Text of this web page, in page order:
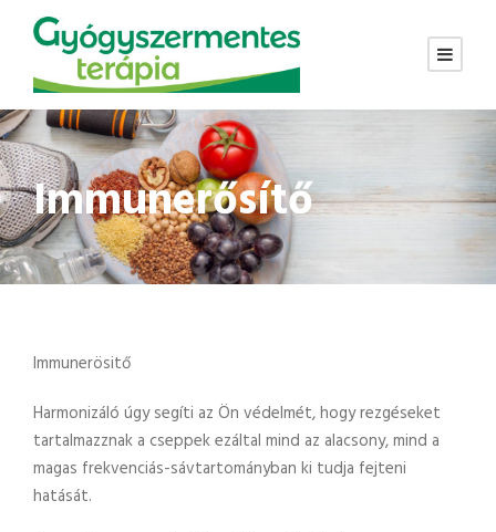
Immunerősítő
Immunerösitő
Harmonizáló úgy segíti az Ön védelmét, hogy rezgéseket
tartalmazznak a cseppek ezáltal mind az alacsony, mind a
magas frekvenciás-sávtartományban ki tudja fejteni
hatását.